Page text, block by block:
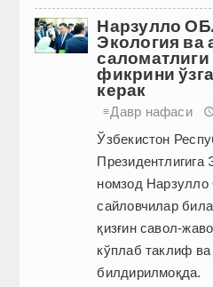
Нарзулло
Экология ва
фикрини
керак
≡Давр нафаси
Ўзбекистон
Президентлигига
номзод Нарзулло
сайловчилар
қизғин савол-
кўплаб таклиф
билдирилмоқда.